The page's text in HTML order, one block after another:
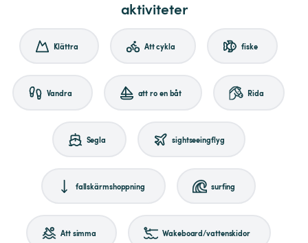
aktiviteter
Klättra Att cykla fiske
Vandra att ro en båt Rida
Segla sightseeingflyg
fallskärmshoppning surfing
Att simma Wakeboard/vattenskidor